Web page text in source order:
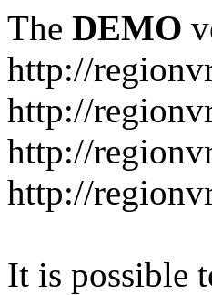
The DEMO
http://
http://
http://
http://
It is possible